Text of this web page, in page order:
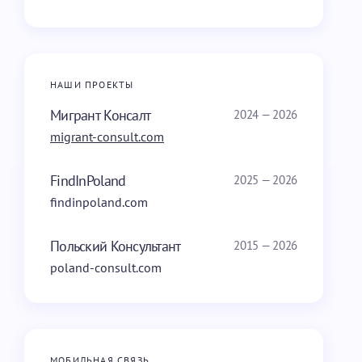
НАШИ ПРОЕКТЫ
Мигрант Консалт 2024 — 2026
migrant-consult.com
FindInPoland 2025 — 2026
findinpoland.com
Польский Консультант 2015 — 2026
poland-consult.com